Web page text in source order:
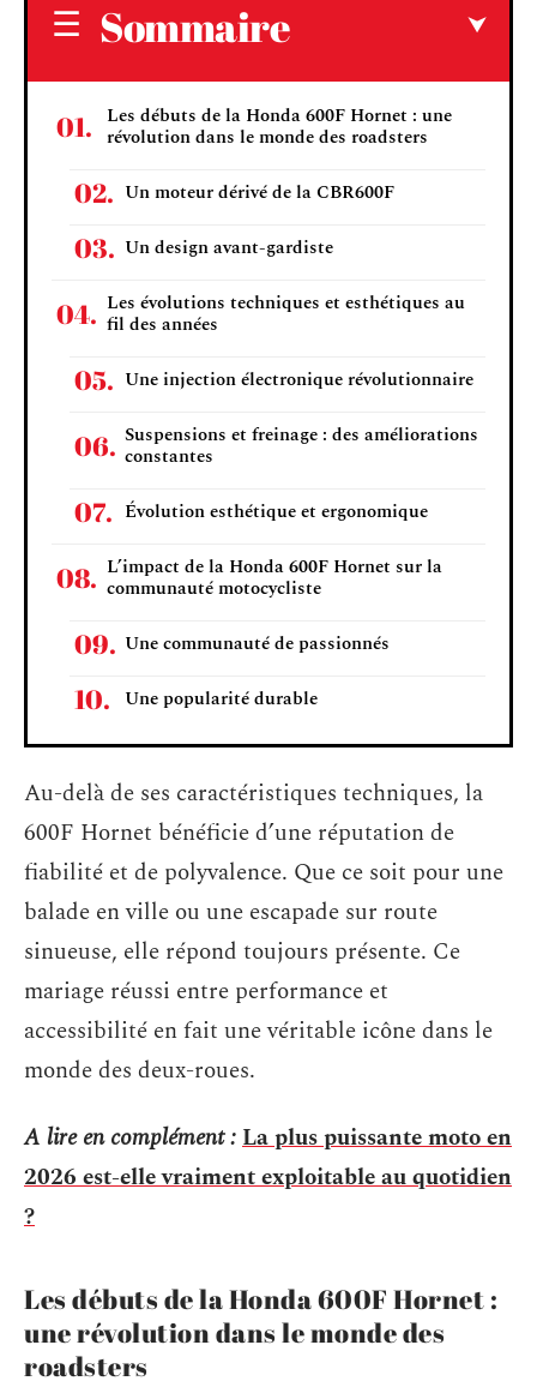
Sommaire
Les débuts de la Honda 600F Hornet : une
révolution dans le monde des roadsters
Un moteur dérivé de la CBR600F
Un design avant-gardiste
Les évolutions techniques et esthétiques au
fil des années
Une injection électronique révolutionnaire
Suspensions et freinage : des améliorations
constantes
Évolution esthétique et ergonomique
L’impact de la Honda 600F Hornet sur la
communauté motocycliste
Une communauté de passionnés
Une popularité durable
Au-delà de ses caractéristiques techniques, la
600F Hornet bénéficie d’une réputation de
fiabilité et de polyvalence. Que ce soit pour une
balade en ville ou une escapade sur route
sinueuse, elle répond toujours présente. Ce
mariage réussi entre performance et
accessibilité en fait une véritable icône dans le
monde des deux-roues.
A lire en complément :La plus puissante moto en
2026 est-elle vraiment exploitable au quotidien
?
Les débuts de la Honda 600F Hornet :
une révolution dans le monde des
roadsters